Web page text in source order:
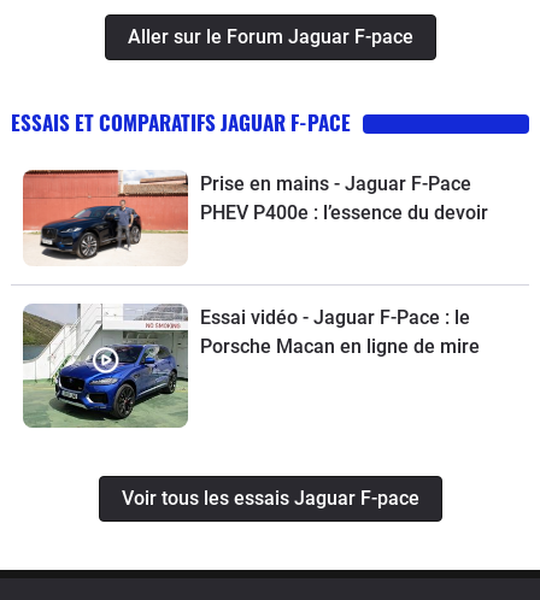
Aller sur le Forum Jaguar F-pace
ESSAIS ET COMPARATIFS JAGUAR F-PACE
Prise en mains - Jaguar F-Pace
PHEV P400e : l’essence du devoir
Essai vidéo - Jaguar F-Pace : le
Porsche Macan en ligne de mire
Voir tous les essais Jaguar F-pace